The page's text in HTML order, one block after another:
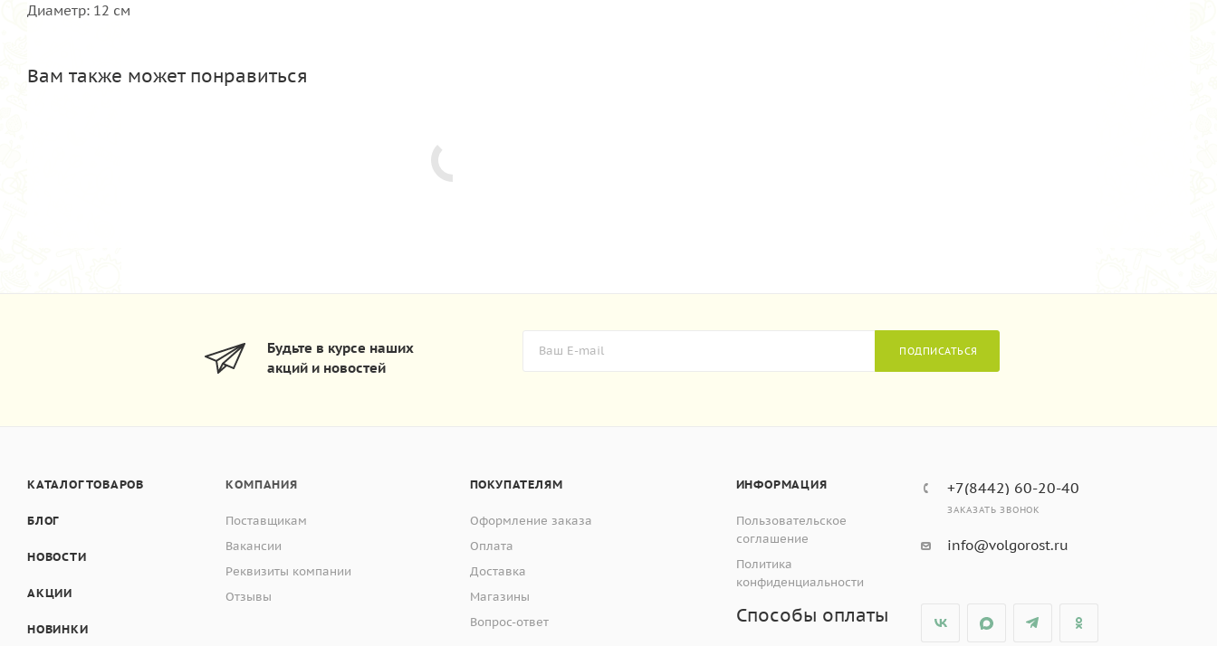
Диаметр: 12 см
Вам также может понравиться
Будьте в курсе наших
акций и новостей
ПОДПИСАТЬСЯ
КАТАЛОГ ТОВАРОВ
БЛОГ
НОВОСТИ
АКЦИИ
НОВИНКИ
КОМПАНИЯ
Поставщикам
Вакансии
Реквизиты компании
Отзывы
ПОКУПАТЕЛЯМ
Оформление заказа
Оплата
Доставка
Магазины
Вопрос-ответ
ИНФОРМАЦИЯ
Пользовательское
соглашение
Политика
конфиденциальности
Способы оплаты
+7(8442) 60-20-40
ЗАКАЗАТЬ ЗВОНОК
info@volgorost.ru